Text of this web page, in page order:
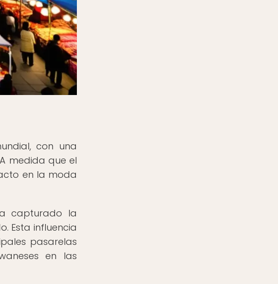
con una
medida que el
en la moda
capturado la
Esta influencia
pasarelas
en las